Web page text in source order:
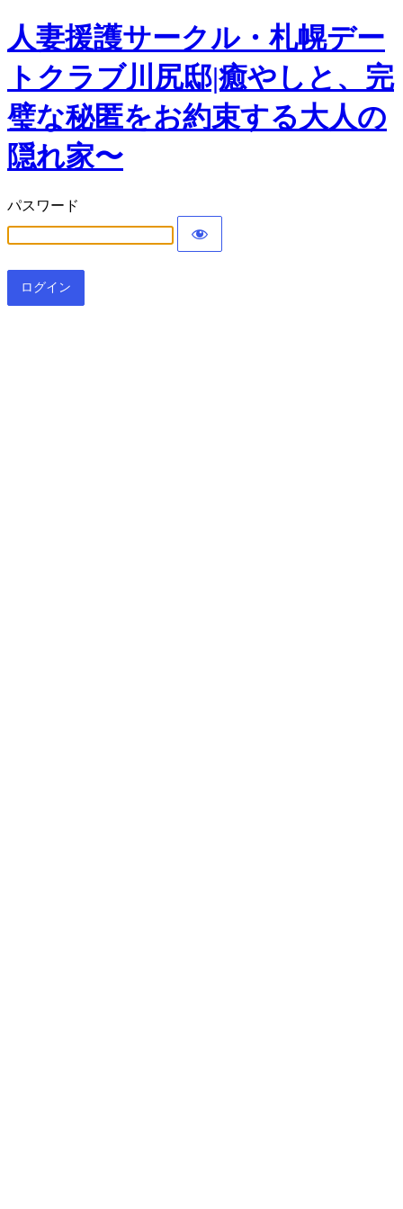
人妻援護サークル・札幌デー
トクラブ川尻邸|癒やしと、完
璧な秘匿をお約束する大人の
隠れ家〜
パスワード